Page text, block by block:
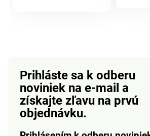
Prihláste sa k odberu
noviniek na e-mail a
získajte zľavu na prvú
objednávku.